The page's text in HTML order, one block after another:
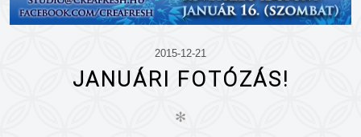
2015-12-21
JANUÁRI FOTÓZÁS!
✻